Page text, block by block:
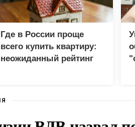
Где в России проще
всего купить квартиру:
неожиданный рейтинг